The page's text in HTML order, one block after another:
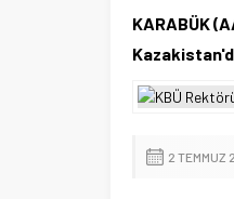
KARABÜK
2 TEMMUZ